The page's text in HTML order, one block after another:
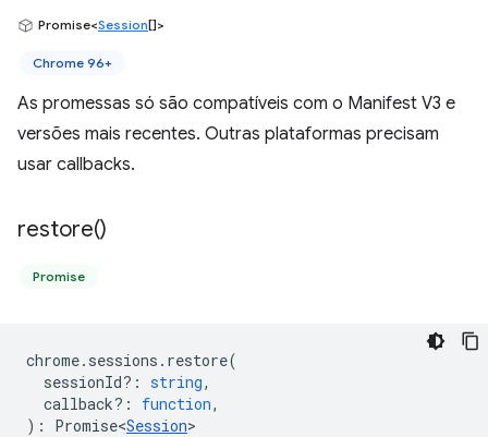
Promise<Session[]>
Chrome 96+
As promessas só são compatíveis com o Manifest V3 e
versões mais recentes. Outras plataformas precisam
usar callbacks.
restore()
Promise
chrome. sessions . restore(
sessionId? : string,
callback? : function,
) : Promise<Session>